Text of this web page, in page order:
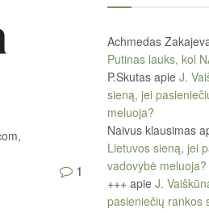
1
Achmedas
Putinas lauks, kol
P.Skutas apie J.
sieną, jei
meluoja?
Naivus klausimas
Lietuvos sieną, jei
vadovybė meluoja?
+++ apie J.
pasieniečių rankos